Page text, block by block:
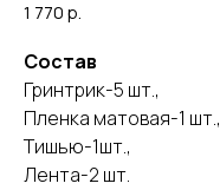
1 770 р.
Состав
Гринтрик-5 шт.,
Пленка матовая-1 шт.,
Тишью-1шт.,
Лента-2 шт.